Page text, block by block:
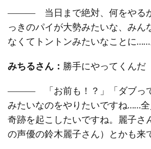
――― 当日まで絶対、何をやるか
っきのパイが大勢みたいな、みん
なくてトントンみたいなことに……
みちるさん： 勝手にやってくんだ
――― 「お前も！？」「ダブって
みたいなのをやりたいですね……
奇跡を起こしたいですね。麗子さ
の声優の鈴木麗子さん）とかも来